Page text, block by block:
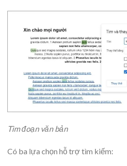
Tìm đoạn văn bản
Có ba lựa chọn hỗ trợ tìm kiếm: